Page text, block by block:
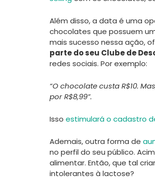
Além disso, a data é uma
chocolates que possuem
mais sucesso nessa ação,
parte do seu Clube de
redes sociais. Por exemplo:
“O chocolate custa R$10.
por R$8,99”.
Isso estimulará o cadastro
Ademais, outra forma de
no perfil do seu público.
alimentar. Então, que tal
intolerantes à lactose?